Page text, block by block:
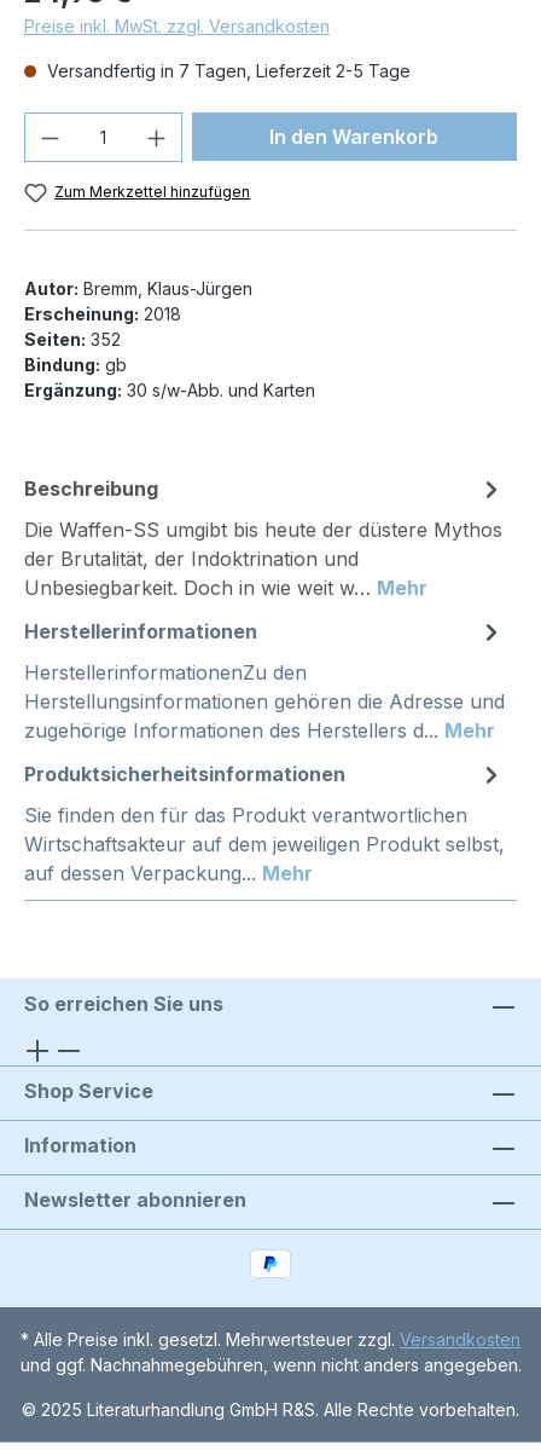
Preise inkl. MwSt. zzgl. Versandkosten
Versandfertig in 7 Tagen, Lieferzeit 2-5 Tage
Produkt Anzahl: Gib denIn den Warenkorb
Zum Merkzettel hinzufügen
Autor: Bremm, Klaus-Jürgen
Erscheinung: 2018
Seiten: 352
Bindung: gb
Ergänzung: 30 s/w-Abb. und Karten
Beschreibung
Die Waffen-SS umgibt bis heute der düstere Mythos
der Brutalität, der Indoktrination und
Unbesiegbarkeit. Doch in wie weit w… Mehr
Herstellerinformationen
HerstellerinformationenZu den
Herstellungsinformationen gehören die Adresse und
zugehörige Informationen des Herstellers d... Mehr
Produktsicherheitsinformationen
Sie finden den für das Produkt verantwortlichen
Wirtschaftsakteur auf dem jeweiligen Produkt selbst,
auf dessen Verpackung... Mehr
So erreichen Sie uns
Shop Service
Information
Newsletter abonnieren
* Alle Preise inkl. gesetzl. Mehrwertsteuer zzgl. Versandkosten
und ggf. Nachnahmegebühren, wenn nicht anders angegeben.
© 2025 Literaturhandlung GmbH R&S. Alle Rechte vorbehalten.